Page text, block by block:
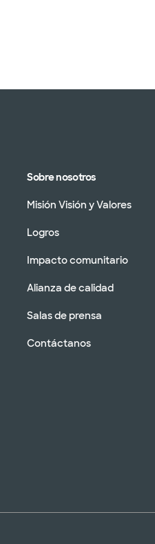
Sobre nosotros
Misión Visión y Valores
Logros
Impacto comunitario
Alianza de calidad
Salas de prensa
Contáctanos